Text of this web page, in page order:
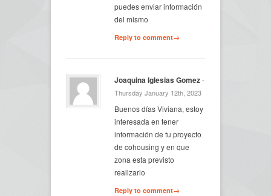
puedes enviar información
del mismo
Reply to comment→
Joaquina Iglesias Gomez-
Thursday January 12th, 2023
Buenos días Viviana, estoy
interesada en tener
información de tu proyecto
de cohousing y en que
zona esta previsto
realizarlo
Reply to comment→